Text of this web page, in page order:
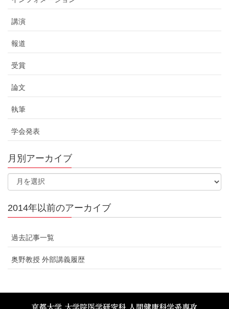
講演
報道
受賞
論文
執筆
学会発表
月別アーカイブ
2014年以前のアーカイブ
過去記事一覧
奥野教授 外部講義履歴